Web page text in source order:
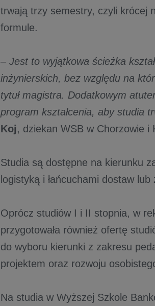
trwają trzy semestry, czyli krócej
formule.
– Jest to wyjątkowa ścieżka
inżynierskich, bez względu na
tytuł magistra. Dodatkowym
program kształcenia, aby studia
Koj, dziekan WSB w Chorzowie i
Studia są dostępne na kierunku
logistyką i łańcuchami dostaw
Oprócz studiów I i II stopnia, w
przygotowała również ofertę
do wyboru kierunki z zakresu
projektem oraz rozwoju
Na studia w Wyższej Szkole